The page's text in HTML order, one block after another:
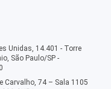
Unidas, 14.401 - Torre
São Paulo/SP -
Carvalho, 74 – Sala 1105